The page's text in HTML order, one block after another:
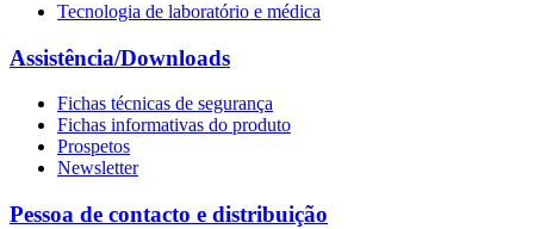
Tecnologia de laboratório e médica
Assistência/Downloads
Fichas técnicas de segurança
Fichas informativas do produto
Prospetos
Newsletter
Pessoa de contacto e distribuição